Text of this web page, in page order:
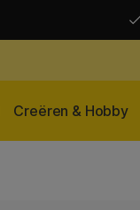
Creëren & Hobby